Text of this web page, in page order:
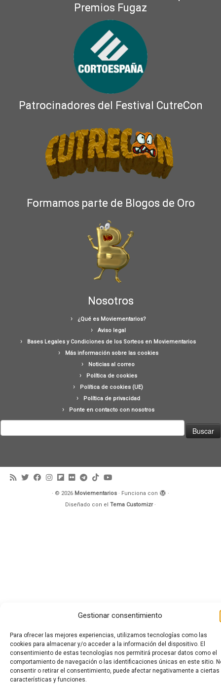
Gestionar consentimiento
Para ofrecer las mejores experiencias, utilizamos tecnologías como las
cookies para almacenar y/o acceder a la información del dispositivo. El
consentimiento de estas tecnologías nos permitirá procesar datos como el
comportamiento de navegación o las identificaciones únicas en este sitio.
consentir o retirar el consentimiento, puede afectar negativamente a ciertas
características y funciones.
Premios Fugaz
Patrocinadores del Festival CutreCon
Formamos parte de Blogos de Oro
Nosotros
¿Qué es Moviementarios?
Aviso legal
Bases Legales y Condiciones de los Sorteos en Moviementarios
Más información sobre las cookies
Noticias al correo
Política de cookies
Política de cookies (UE)
Política de privacidad
Ponte en contacto con nosotros
· © 2026 Moviementarios · Funciona con
·
Diseñado con el Tema Customizr·